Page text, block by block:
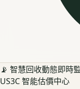
📡 智慧回收動態即時
US3C 智能估價中心